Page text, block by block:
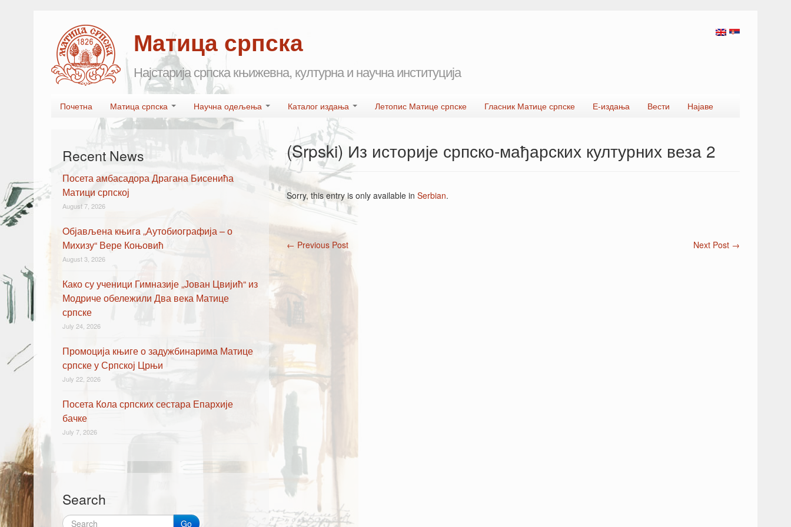
Матица српска
Најстарија српска књижевна, културна и научна институција
Main menu
Почетна Матица српска Научна одељења Каталог издања Летопис Матице српске Гласник Матице српске Е-издања Вести Најаве
(Srpski) Из историје српско-мађарских културних веза 2
Sorry, this entry is only available in Serbian.
Post navigation
Next Post →
← Previous Post
Recent News
Посета амбасадора Драгана Бисенића
Матици српској
August 7, 2026
Oбјављена књигa „Аутобиографија – о
Михизу“ Вере Коњовић
August 3, 2026
Како су ученици Гимназије „Јован Цвијић“ из
Модриче обележили Два века Матице
српске
July 24, 2026
Промоција књиге о задужбинарима Матице
српске у Српској Црњи
July 22, 2026
Посета Кола српских сестара Епархије
бачке
July 7, 2026
Search
Go